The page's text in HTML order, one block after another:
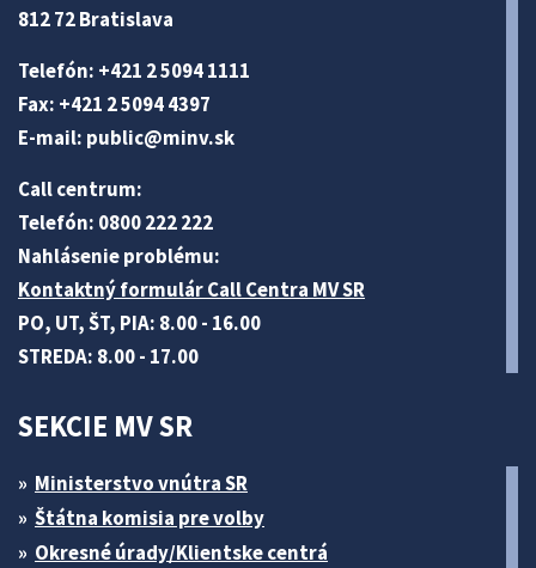
812 72 Bratislava
Telefón: +421 2 5094 1111
Fax: +421 2 5094 4397
E-mail: public@minv.sk
Call centrum:
Telefón: 0800 222 222
Nahlásenie problému:
Kontaktný formulár Call Centra MV SR
PO, UT, ŠT, PIA: 8.00 - 16.00
STREDA: 8.00 - 17.00
SEKCIE MV SR
Ministerstvo vnútra SR
Štátna komisia pre volby
Okresné úrady/Klientske centrá